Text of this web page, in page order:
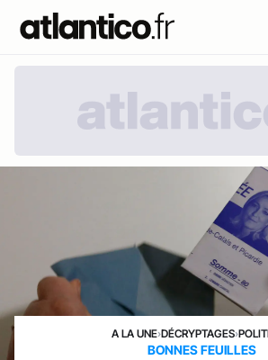
A LA UNE›DÉCRYPTAGES›
BONNES FEUILLES